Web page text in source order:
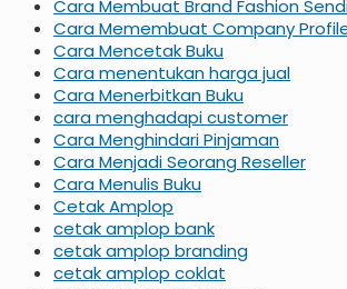
Cara Membuat Brand Fashion
Cara Memembuat Company
Cara Mencetak Buku
Cara menentukan harga jual
Cara Menerbitkan Buku
cara menghadapi customer
Cara Menghindari Pinjaman
Cara Menjadi Seorang Reseller
Cara Menulis Buku
Cetak Amplop
cetak amplop bank
cetak amplop branding
cetak amplop coklat